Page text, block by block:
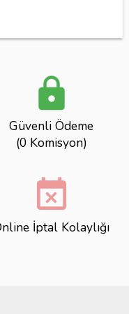
lock
Güvenli Ödeme
(0 Komisyon)
event_busy
İptal Kolaylığı